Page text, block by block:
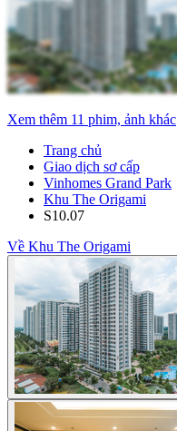
Xem thêm 11 phim, ảnh khác
Trang chủ
Giao dịch sơ cấp
Vinhomes Grand Park
Khu The Origami
S10.07
Về Khu The Origami